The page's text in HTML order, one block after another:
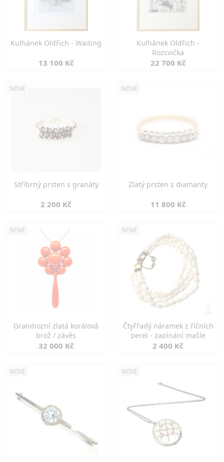
Kulhánek Oldřich - Waiting
13 100 Kč
Kulhánek Oldřich -
Rozcvička
22 700 Kč
NOVÉ
Stříbrný prsten s granáty
2 200 Kč
NOVÉ
Zlatý prsten s diamanty
11 800 Kč
NOVÉ
Grandiozní zlatá korálová
brož / závěs
32 000 Kč
NOVÉ
Čtyřřadý náramek z říčních
perel - zapínání mašle
2 400 Kč
NOVÉ NOVÉ